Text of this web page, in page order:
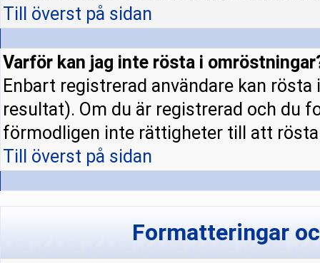
Till överst på sidan
Varför kan jag inte rösta i
Enbart registrerad användare kan
resultat). Om du är registrerad och du
förmodligen inte rättigheter till att
Till överst på sidan
Formatteringar